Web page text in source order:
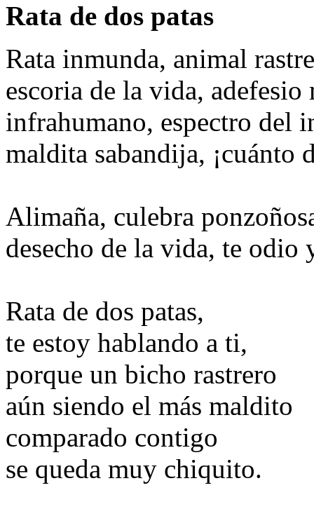
Rata de dos patas
Rata inmunda, animal
escoria de la vida, adefesio
infrahumano, espectro del
maldita sabandija, ¡cuánto
Alimaña, culebra
desecho de la vida, te odio
Rata de dos patas,
te estoy hablando a ti,
porque un bicho rastrero
aún siendo el más maldito
comparado contigo
se queda muy chiquito.